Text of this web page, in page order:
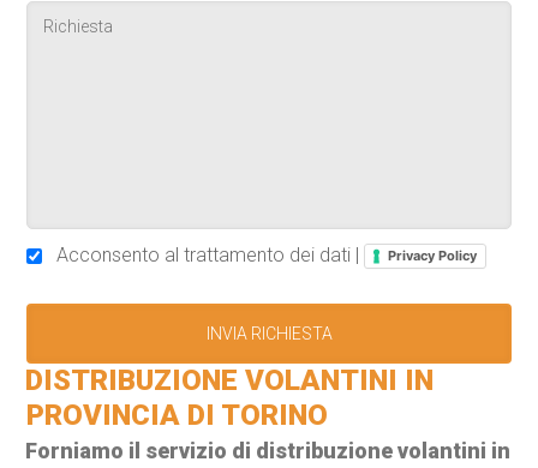
Acconsento al trattamento dei dati | Privacy Policy
DISTRIBUZIONE VOLANTINI IN
PROVINCIA DI TORINO
Forniamo il servizio di distribuzione volantini in